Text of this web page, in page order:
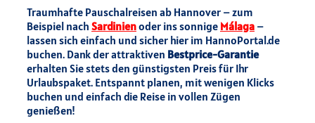
Traumhafte Pauschalreisen ab Hannover – zum
Beispiel nach Sardinienoder ins sonnige Málaga –
lassen sich einfach und sicher hier im HannoPortal.de
buchen. Dank der attraktiven Bestprice-Garantie
erhalten Sie stets den günstigsten Preis für Ihr
Urlaubspaket. Entspannt planen, mit wenigen Klicks
buchen und einfach die Reise in vollen Zügen
genießen!